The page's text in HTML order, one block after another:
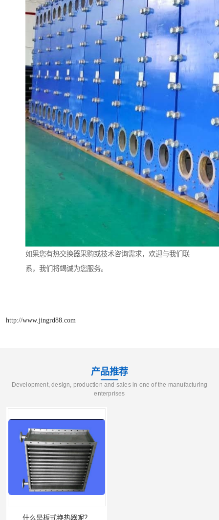
如果您有热交换器采购或技术咨询需求，欢迎与我们联
系，我们将竭诚为您服务。
http://www.jingrd88.com
产品推荐
Development, design, production and sales in one of the manufacturing
enterprises
什么是板式换热器呢？